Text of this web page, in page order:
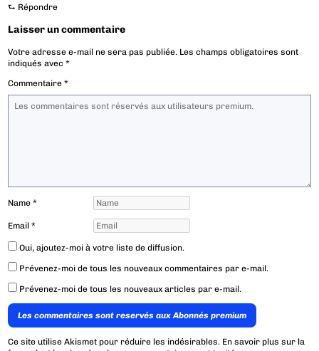
⮑ Répondre
Laisser un commentaire
Votre adresse e-mail ne sera pas publiée. Les champs obligatoires sont
indiqués avec*
Commentaire*
Name*
Email*
Oui, ajoutez-moi à votre liste de diffusion.
Prévenez-moi de tous les nouveaux commentaires par e-mail.
Prévenez-moi de tous les nouveaux articles par e-mail.
Les commentaires sont reservés aux Abonnés premium
Ce site utilise Akismet pour réduire les indésirables. En savoir plus sur la